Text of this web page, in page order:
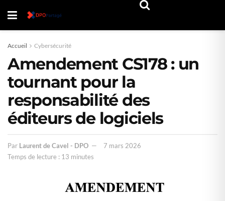
Accueil Cybersécurité
Amendement CS178 : un
tournant pour la
responsabilité des
éditeurs de logiciels
Par Laurent de Cavel - DPO
7 mars 2026
Temps de lecture : 13 minutes